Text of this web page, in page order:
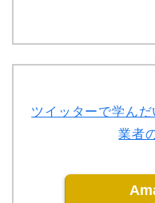
ツイッターで学ん
業者